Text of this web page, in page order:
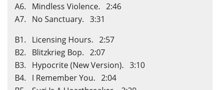
A6. Mindless Violence. 2:46
A7. No Sanctuary. 3:31
B1. Licensing Hours. 2:57
B2. Blitzkrieg Bop. 2:07
B3. Hypocrite (New Version). 3:10
B4. I Remember You. 2:04